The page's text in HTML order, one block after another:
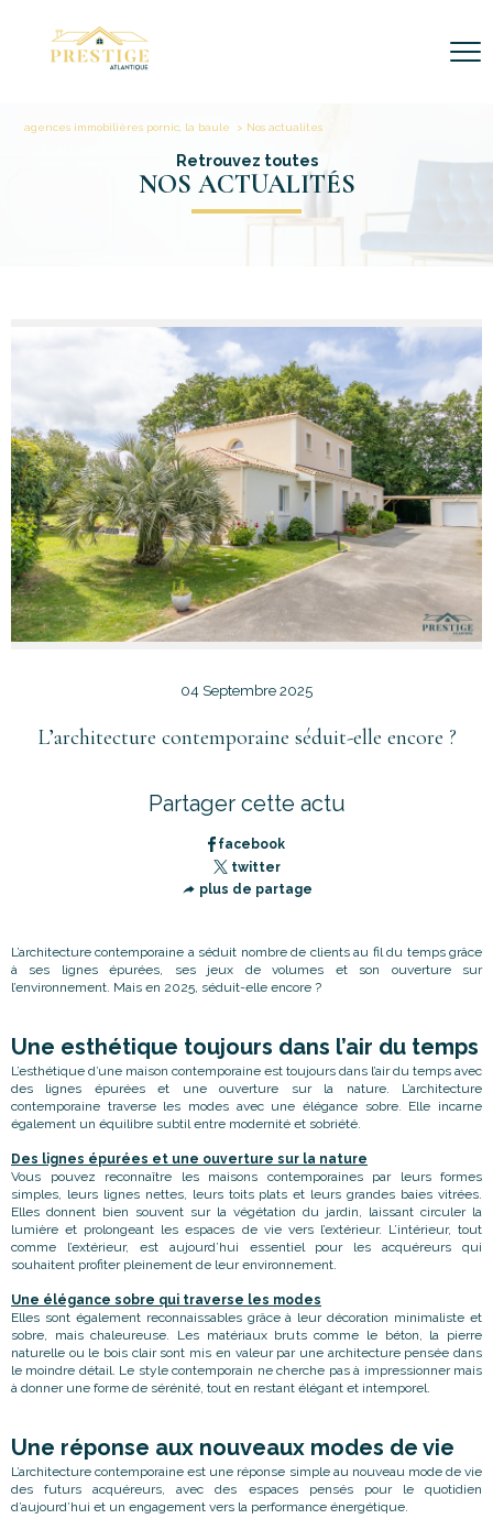
agences immobilières pornic, la baule Nos actualites
Retrouvez toutes
NOS ACTUALITÉS
04 Septembre 2025
L’architecture contemporaine séduit-elle encore ?
Partager cette actu
facebook
twitter
plus de partage
L’architecture contemporaine a séduit nombre de clients au fil du temps grâce
à ses lignes épurées, ses jeux de volumes et son ouverture sur
l’environnement. Mais en 2025, séduit-elle encore ?
Une esthétique toujours dans l’air du temps
L’esthétique d’une maison contemporaine est toujours dans l’air du temps avec
des lignes épurées et une ouverture sur la nature. L’architecture
contemporaine traverse les modes avec une élégance sobre. Elle incarne
également un équilibre subtil entre modernité et sobriété.
Des lignes épurées et une ouverture sur la nature
Vous pouvez reconnaître les maisons contemporaines par leurs formes
simples, leurs lignes nettes, leurs toits plats et leurs grandes baies vitrées.
Elles donnent bien souvent sur la végétation du jardin, laissant circuler la
lumière et prolongeant les espaces de vie vers l’extérieur. L’intérieur, tout
comme l’extérieur, est aujourd’hui essentiel pour les acquéreurs qui
souhaitent profiter pleinement de leur environnement.
Une élégance sobre qui traverse les modes
Elles sont également reconnaissables grâce à leur décoration minimaliste et
sobre, mais chaleureuse. Les matériaux bruts comme le béton, la pierre
naturelle ou le bois clair sont mis en valeur par une architecture pensée dans
le moindre détail. Le style contemporain ne cherche pas à impressionner mais
à donner une forme de sérénité, tout en restant élégant et intemporel.
Une réponse aux nouveaux modes de vie
L’architecture contemporaine est une réponse simple au nouveau mode de vie
des futurs acquéreurs, avec des espaces pensés pour le quotidien
d’aujourd’hui et un engagement vers la performance énergétique.